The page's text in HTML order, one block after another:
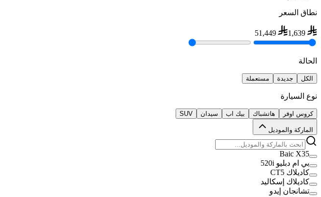
نطاق السعر
1,639
51,449
الحالة
الكل جديدة مستعملة
نوع السيارة
كروس اوفر هاتشباك بيك اب سيدان SUV
الماركة والموديل
Baic X35
بي ام دبليو 520i
كاديلاك CT5
كاديلاك إسكاليد
تشانجان إيدو